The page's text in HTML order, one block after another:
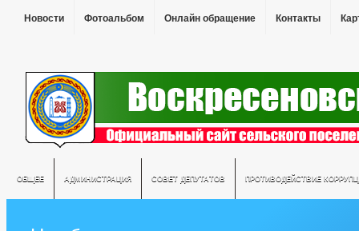
Новости Фотоальбом Онлайн обращение Контакты
ОБЩЕЕ АДМИНИСТРАЦИЯ СОВЕТ ДЕПУТАТОВ ПРОТИВОДЕЙСТВИЕ